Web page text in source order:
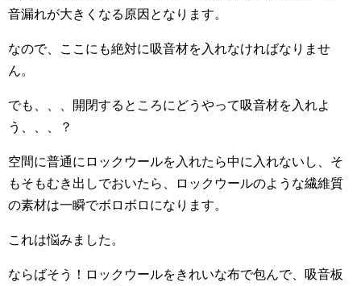
音漏れが大きくなる原因となります。
なので、ここにも絶対に吸音材を入れなければなりませ
ん。
でも、、、開閉するところにどうやって吸音材を入れよ
う、、、？
空間に普通にロックウールを入れたら中に入れないし、そ
もそもむき出しでおいたら、ロックウールのような繊維質
の素材は一瞬でボロボロになります。
これは悩みました。
ならばそう！ロックウールをきれいな布で包んで、吸音板